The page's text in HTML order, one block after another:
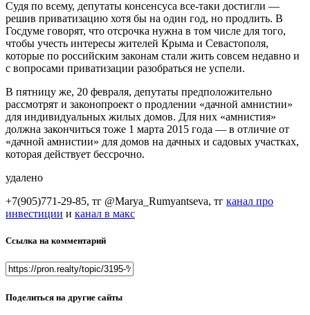
Судя по всему, депутаты консенсуса все-таки достигли —
решив приватизацию хотя бы на один год, но продлить. В
Госдуме говорят, что отсрочка нужна в том числе для того,
чтобы учесть интересы жителей Крыма и Севастополя,
которые по российским законам стали жить совсем недавно и
с вопросами приватизации разобраться не успели.
В пятницу же, 20 февраля, депутаты предположительно
рассмотрят и законопроект о продлении «дачной амнистии»
для индивидуальных жилых домов. Для них «амнистия»
должна закончиться тоже 1 марта 2015 года — в отличие от
«дачной амнистии» для домов на дачных и садовых участках,
которая действует бессрочно.
удалено
+7(905)771-29-85, тг @Marya_Rumyantseva, тг канал про
инвестиции и канал в макс
Ссылка на комментарий
Поделиться на другие сайты